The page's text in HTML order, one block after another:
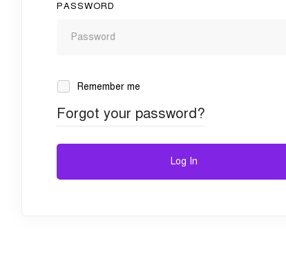
PASSWORD
Remember me
Forgot your password?
Log In